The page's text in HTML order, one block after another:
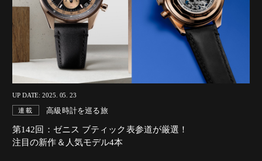
UP DATE: 2025. 05. 23
連載 高級時計を巡る旅
第142回：ゼニス ブティック表参道が厳選！
注目の新作＆人気モデル4本